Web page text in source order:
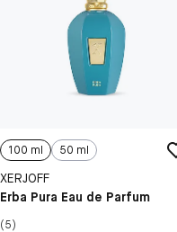
100 ml 50 ml
XERJOFF
Erba Pura Eau de Parfum
(5)